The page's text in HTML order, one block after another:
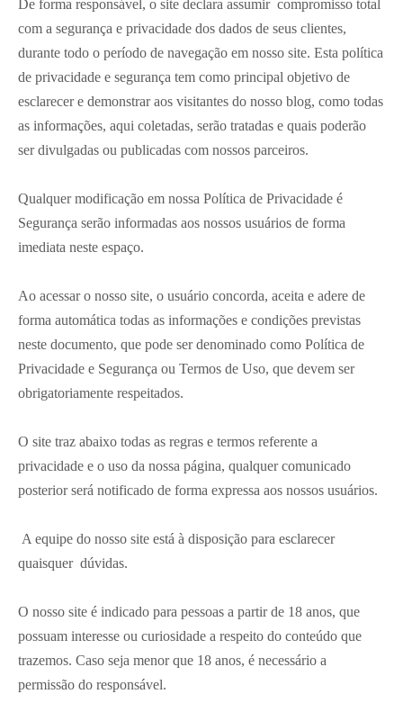
De forma responsável, o site declara assumir compromisso total
com a segurança e privacidade dos dados de seus clientes,
durante todo o período de navegação em nosso site. Esta política
de privacidade e segurança tem como principal objetivo de
esclarecer e demonstrar aos visitantes do nosso blog, como todas
as informações, aqui coletadas, serão tratadas e quais poderão
ser divulgadas ou publicadas com nossos parceiros.
Qualquer modificação em nossa Política de Privacidade é
Segurança serão informadas aos nossos usuários de forma
imediata neste espaço.
Ao acessar o nosso site, o usuário concorda, aceita e adere de
forma automática todas as informações e condições previstas
neste documento, que pode ser denominado como Política de
Privacidade e Segurança ou Termos de Uso, que devem ser
obrigatoriamente respeitados.
O site traz abaixo todas as regras e termos referente a
privacidade e o uso da nossa página, qualquer comunicado
posterior será notificado de forma expressa aos nossos usuários.
A equipe do nosso site está à disposição para esclarecer
quaisquer dúvidas.
O nosso site é indicado para pessoas a partir de 18 anos, que
possuam interesse ou curiosidade a respeito do conteúdo que
trazemos. Caso seja menor que 18 anos, é necessário a
permissão do responsável.